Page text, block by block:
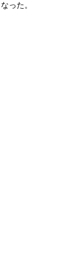
った。